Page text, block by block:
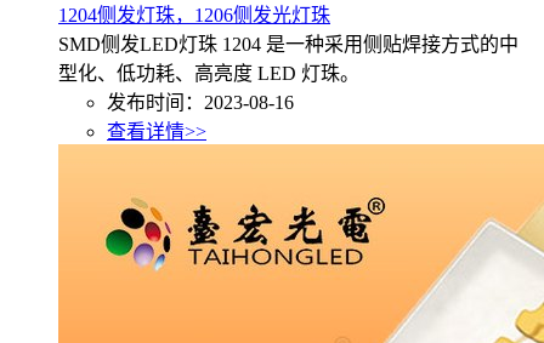
1204侧发灯珠，1206侧发光灯珠
SMD侧发LED灯珠 1204 是一种采用侧贴焊接方式的中
型化、低功耗、高亮度 LED 灯珠。
发布时间：2023-08-16
查看详情>>